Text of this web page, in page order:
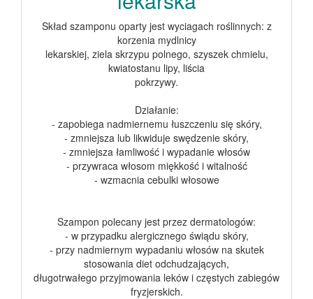
Skład szamponu oparty jest wyciagach roślinnych: z
korzenia mydlnicy
lekarskiej, ziela skrzypu polnego, szyszek chmielu,
kwiatostanu lipy, liścia
pokrzywy.
Działanie:
- zapobiega nadmiernemu łuszczeniu się skóry,
- zmniejsza lub likwiduje swędzenie skóry,
- zmniejsza łamliwość i wypadanie włosów
- przywraca włosom miękkość i witalność
- wzmacnia cebulki włosowe
Szampon polecany jest przez dermatologów:
- w przypadku alergicznego świądu skóry,
- przy nadmiernym wypadaniu włosów na skutek
stosowania diet odchudzających,
długotrwałego przyjmowania leków i częstych zabiegów
fryzjerskich.